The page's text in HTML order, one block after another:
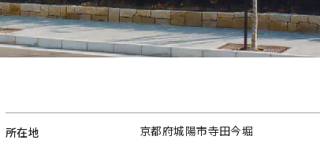
所在地 京都府城陽市寺田今堀